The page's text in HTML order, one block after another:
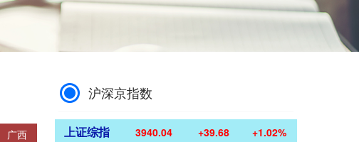
广西
沪深京指数
上证综指 3940.04 +39.68 +1.02%